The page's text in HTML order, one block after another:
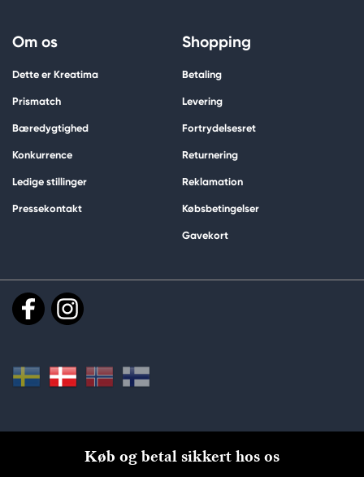
Om os
Dette er Kreatima
Prismatch
Bæredygtighed
Konkurrence
Ledige stillinger
Pressekontakt
Shopping
Betaling
Levering
Fortrydelsesret
Returnering
Reklamation
Købsbetingelser
Gavekort
Køb og betal sikkert hos os